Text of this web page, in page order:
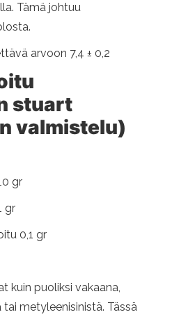
Tämä johtuu
arvoon 7,4 ± 0,2
stuart
valmistelu)
gr
gr
0,1 gr
kuin puoliksi vakaana,
metyleenisinistä. Tässä